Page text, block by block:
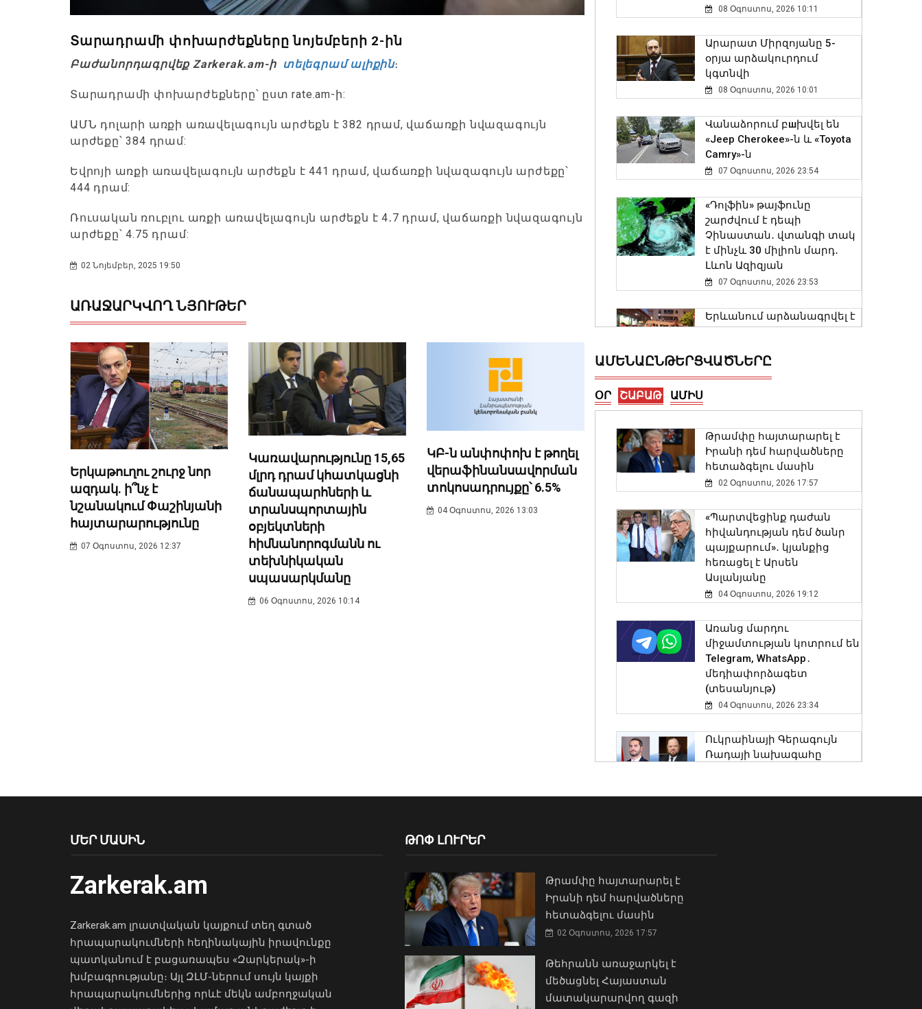
Տարադրամի փոխարժեքները նոյեմբերի 2-ին
Բաժանորդագրվեք Zarkerak.am-ի տելեգրամ ալիքին։
Տարադրամի փոխարժեքները՝ ըստ rate.am-ի:
ԱՄՆ դոլարի առքի առավելագույն արժեքն է 382 դրամ, վաճառքի նվազագույն
արժեքը՝ 384 դրամ:
Եվրոյի առքի առավելագույն արժեքն է 441 դրամ, վաճառքի նվազագույն արժեքը՝
444 դրամ:
Ռուսական ռուբլու առքի առավելագույն արժեքն է 4․7 դրամ, վաճառքի նվազագույն
արժեքը՝ 4.75 դրամ:
02 Նոյեմբեր, 2025 19:50
ԱՌԱՋԱՐԿՎՈՂ ՆՅՈՒԹԵՐ
Երկաթուղու շուրջ նոր
ազդակ. ի՞նչ է
նշանակում Փաշինյանի
հայտարարությունը
07 Օգոստոս, 2026 12:37
Կառավարությունը 15,65
մլրդ դրամ կհատկացնի
ճանապարհների և
տրանսպորտային
օբյեկտների
հիմնանորոգմանն ու
տեխնիկական
սպասարկմանը
06 Օգոստոս, 2026 10:14
ԿԲ-ն անփոփոխ է թողել
վերաֆինանսավորման
տոկոսադրույքը՝ 6.5%
04 Օգոստոս, 2026 13:03
08 Օգոստոս, 2026 10:11
Արարատ Միրզոյանը 5-
օրյա արձակուրդում
կգտնվի
08 Օգոստոս, 2026 10:01
Վանաձորում բшխվել են
«Jeep Cherokee»-ն և «Toyota
Camry»-ն
07 Օգոստոս, 2026 23:54
«Դոլֆին» թայֆունը
շարժվում է դեպի
Չինաստան․ վտանգի տակ
է մինչև 30 միլիոն մարդ․
Լևոն Ազիզյան
07 Օգոստոս, 2026 23:53
Երևանում արձանագրվել է
առանց իրավական
ավտոկայանատեղի
կազմակերպելու 12 դեպք
Հայաստանի 7
շախմատիստ մեկնարկել է
հաղթանակով․ Մ-20 ԵԱ
07 Օգոստոս, 2026 23:14
Հայաստանի
հավաքականի նախկին
մարզիչը կգլխավորի
Ղազախստանի
հավաքականը
07 Օգոստոս, 2026 22:44
Ժամանակավորապես
կդադարեցվի մի շարք
հասցեների
էլեկտրամատակարարումը
07 Օգոստոս, 2026 22:11
Փոխվարչապետ Տիգրան
Խաչատրյանը մասնակցել է
Շինարարի օրվան նվիրված
միջոցառմանը
են բացահայտել․
ԱՄԵՆԱԸՆԹԵՐՑՎԱԾՆԵՐԸ
ՕՐ ՇԱԲԱԹ ԱՄԻՍ
Թրամփը հայտարարել է
Իրանի դեմ հարվածները
հետաձգելու մասին
02 Օգոստոս, 2026 17:57
«Պարտվեցինք դաժան
հիվանդության դեմ ծանր
պայքարում»․ կյանքից
հեռացել է Արսեն
Ասլանյանը
04 Օգոստոս, 2026 19:12
Առանց մարդու
միջամտության կոտրում են
Telegram, WhatsApp․
մեդիափորձագետ
(տեսանյութ)
04 Օգոստոս, 2026 23:34
Ուկրաինայի Գերագույն
Ռադայի նախագահը
ՄԵՐ ՄԱՍԻՆ
Zarkerak.am
Zarkerak.am լրատվական կայքում տեղ գտած
հրապարակումների հեղինակային իրավունքը
պատկանում է բացառապես «Զարկերակ»-ի
խմբագրությանը։ Այլ ԶԼՄ-ներում սույն կայքի
հրապարակումներից որևէ մեկն ամբողջական
ԹՈՓ ԼՈՒՐԵՐ
Թրամփը հայտարարել է
Իրանի դեմ հարվածները
հետաձգելու մասին
02 Օգոստոս, 2026 17:57
Թեհրանն առաջարկել է
մեծացնել Հայաստան
մատակարարվող գազի